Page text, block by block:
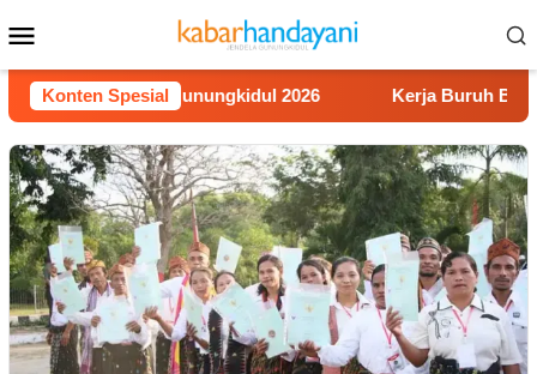
ke
kontenMobile
Konten Spesial
Literasi Gunungkidul 2026 Kerja Buruh